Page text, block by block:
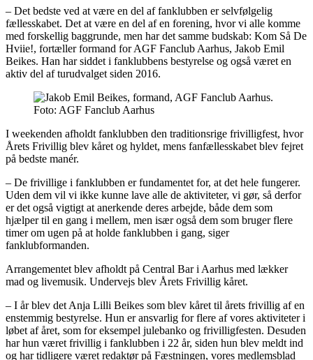
– Det bedste ved at være en del af fanklubben er selvfølgelig
fællesskabet. Det at være en del af en forening, hvor vi alle komme
med forskellig baggrunde, men har det samme budskab: Kom Så De
Hviie!, fortæller formand for AGF Fanclub Aarhus, Jakob Emil
Beikes. Han har siddet i fanklubbens bestyrelse og også været en
aktiv del af turudvalget siden 2016.
Foto: AGF Fanclub Aarhus
I weekenden afholdt fanklubben den traditionsrige frivilligfest, hvor
Årets Frivillig blev kåret og hyldet, mens fanfællesskabet blev fejret
på bedste manér.
– De frivillige i fanklubben er fundamentet for, at det hele fungerer.
Uden dem vil vi ikke kunne lave alle de aktiviteter, vi gør, så derfor
er det også vigtigt at anerkende deres arbejde, både dem som
hjælper til en gang i mellem, men især også dem som bruger flere
timer om ugen på at holde fanklubben i gang, siger
fanklubformanden.
Arrangementet blev afholdt på Central Bar i Aarhus med lækker
mad og livemusik. Undervejs blev Årets Frivillig kåret.
– I år blev det Anja Lilli Beikes som blev kåret til årets frivillig af en
enstemmig bestyrelse. Hun er ansvarlig for flere af vores aktiviteter i
løbet af året, som for eksempel julebanko og frivilligfesten. Desuden
har hun været frivillig i fanklubben i 22 år, siden hun blev meldt ind
og har tidligere været redaktør på Fæstningen, vores medlemsblad